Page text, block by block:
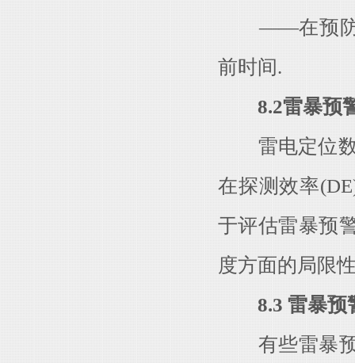
——在预防措
前时间.
8.2雷暴预
雷电定位数
在探测效率
于评估雷暴预
度方面的局限
8.3 雷暴预
有些雷暴预